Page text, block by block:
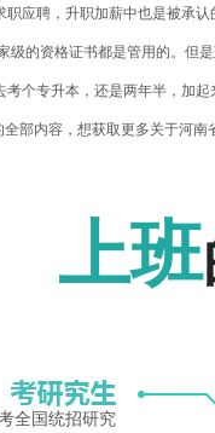
应聘，升职加薪中也是被承认
资格证书都是管用的。但
个专升本，还是两年半，加
内容，想获取更多关于河南
上班
全国统招研究